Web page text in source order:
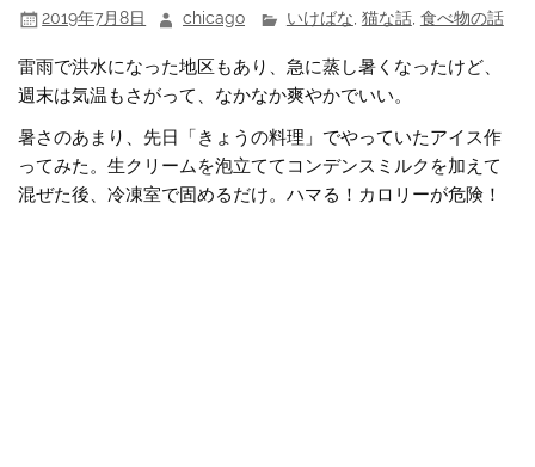
2019年7月8日 chicago いけばな 猫な話, 食べ物の話
雷雨で洪水になった地区もあり、急に蒸し暑くなったけど、
週末は気温もさがって、なかなか爽やかでいい。
暑さのあまり、先日「きょうの料理」でやっていたアイス作
ってみた。生クリームを泡立ててコンデンスミルクを加えて
混ぜた後、冷凍室で固めるだけ。ハマる！カロリーが危険！